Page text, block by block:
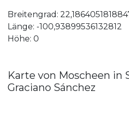
Breitengrad:
Länge: -100,93899536132812
Höhe: 0
Karte von Moscheen in
Graciano Sánchez